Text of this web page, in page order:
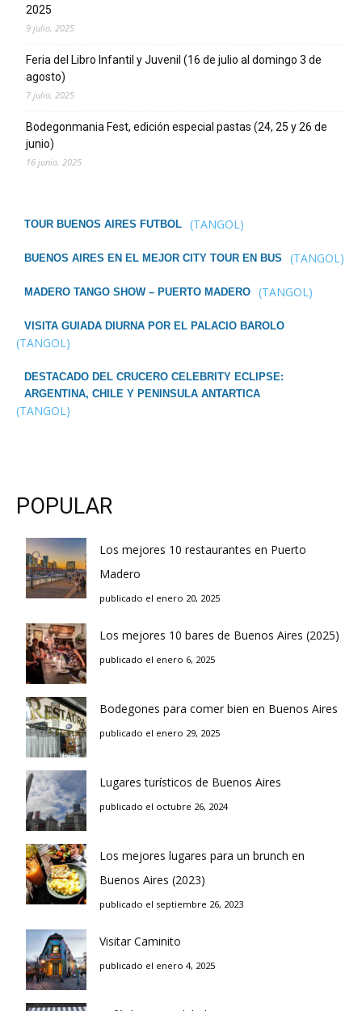
2025
9 julio, 2025
Feria del Libro Infantil y Juvenil (16 de julio al domingo 3 de
agosto)
7 julio, 2025
Bodegonmania Fest, edición especial pastas (24, 25 y 26 de
junio)
16 junio, 2025
TOUR BUENOS AIRES FUTBOL (TANGOL)
BUENOS AIRES EN EL MEJOR CITY TOUR EN BUS (TANGOL)
MADERO TANGO SHOW – PUERTO MADERO (TANGOL)
VISITA GUIADA DIURNA POR EL PALACIO BAROLO
(TANGOL)
DESTACADO DEL CRUCERO CELEBRITY ECLIPSE:
ARGENTINA, CHILE Y PENINSULA ANTARTICA
(TANGOL)
POPULAR
Los mejores 10 restaurantes en Puerto
Madero
publicado el enero 20, 2025
Los mejores 10 bares de Buenos Aires (2025)
publicado el enero 6, 2025
Bodegones para comer bien en Buenos Aires
publicado el enero 29, 2025
Lugares turísticos de Buenos Aires
publicado el octubre 26, 2024
Los mejores lugares para un brunch en
Buenos Aires (2023)
publicado el septiembre 26, 2023
Visitar Caminito
publicado el enero 4, 2025